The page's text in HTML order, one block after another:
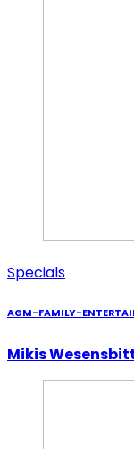
Specials
AGM-FAMILY-
Mikis